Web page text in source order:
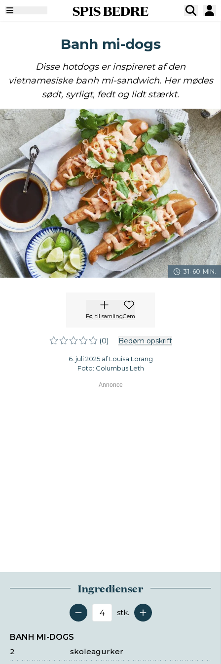
SPIS BEDRE
Banh mi-dogs
Disse hotdogs er inspireret af den
vietnamesiske banh mi-sandwich. Her mødes
sødt, syrligt, fedt og lidt stærkt.
31-60 MIN.
Føj til samlingGem
(0) Bedøm opskrift
6. juli 2025 af Louisa Lorang
Foto: Columbus Leth
Ingredienser
Antal serveringer
stk.
BANH MI-DOGS
skoleagurker
2